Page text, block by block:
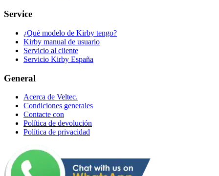
Service
¿Qué modelo de Kirby tengo?
Kirby manual de usuario
Servicio al cliente
Servicio Kirby España
General
Acerca de Veltec.
Condiciones generales
Contacte con
Política de devolución
Política de privacidad